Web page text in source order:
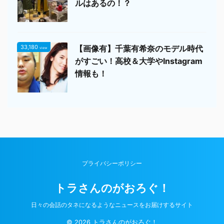
ルはあるの！？
33,180 view
【画像有】千葉有希奈のモデル時代
がすごい！高校＆大学やInstagram
情報も！
プライバシーポリシー
トラさんのがおろぐ！
日々の会話のタネになるようなニュースをお届けするサイト
© 2026 トラさんのがおろぐ！